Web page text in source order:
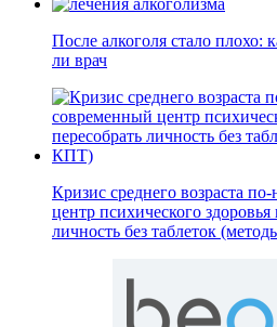
После алкоголя стало плохо:
ли врач
Кризис среднего возраста
центр психического здоровья
личность без таблеток